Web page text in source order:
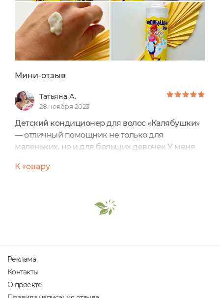
Мини-отзыв
Татьяна А.
28 ноября 2023
Детский кондиционер для волос «Калябушки»
— отличный помощник не только для
маленьких, но и для больших девочек У меня
важно создать условия для их лёгкого
задачей справляется отлично! Признаюсь, я не
ожидала такого результата от детского
кондитерской выпечкой с нотками лимонных
леденцов — ассоциации тёплые,
К товару
Реклама
Контакты
О проекте